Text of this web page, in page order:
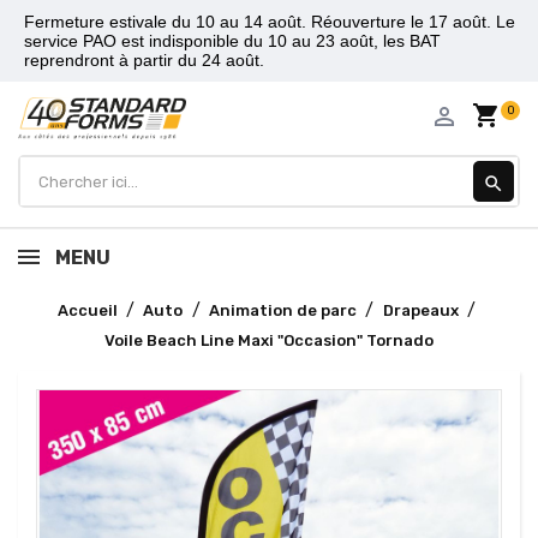
Fermeture estivale du 10 au 14 août. Réouverture le 17 août. Le
service PAO est indisponible du 10 au 23 août, les BAT
reprendront à partir du 24 août.
shopping_cart 0
person_outline
search
MENU
Accueil Auto Animation de parc
Drapeaux
Voile Beach Line Maxi "Occasion" Tornado